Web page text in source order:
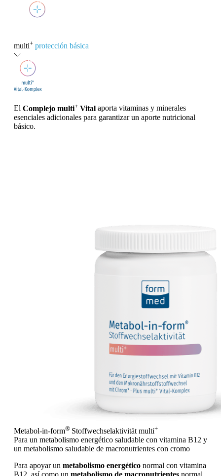
multi+ protección básica
El Complejo multi+ Vital aporta vitaminas y minerales
esenciales adicionales para garantizar un aporte nutricional
básico.
Metabol-in-form® Stoffwechselaktivität multi+
Para un metabolismo energético saludable con vitamina B12 y
un metabolismo saludable de macronutrientes con cromo
Para apoyar un metabolismo energético normal con vitamina
B12, así como un metabolismo de macronutrientes normal